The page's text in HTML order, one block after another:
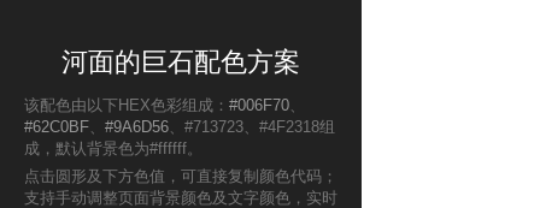
河面的巨石配色方案
该配色由以下HEX色彩组成： #006F70、
#62C0BF、 #9A6D56、#713723、#4F2318组
成，默认背景色为#ffffff。
点击圆形及下方色值，可直接复制颜色代码；
支持手动调整页面背景颜色及文字颜色，实时